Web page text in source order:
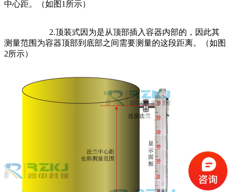
中心距。（如图1所示）
2.顶装式因为是从顶部插入容器内部的，因此其
测量范围为容器顶部到底部之间需要测量的这段距离。（如图
2所示）